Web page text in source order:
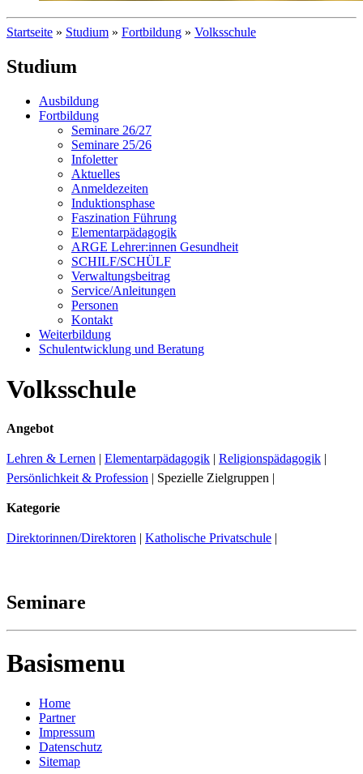
Startseite » Studium » Fortbildung » Volksschule
Studium
Ausbildung
Fortbildung
Seminare 26/27
Seminare 25/26
Infoletter
Aktuelles
Anmeldezeiten
Induktionsphase
Faszination Führung
Elementarpädagogik
ARGE Lehrer:innen Gesundheit
SCHILF/SCHÜLF
Verwaltungsbeitrag
Service/Anleitungen
Personen
Kontakt
Weiterbildung
Schulentwicklung und Beratung
Volksschule
Angebot
Lehren & Lernen | Elementarpädagogik | Religionspädagogik |
Persönlichkeit & Profession | Spezielle Zielgruppen |
Kategorie
Direktorinnen/Direktoren | Katholische Privatschule |
Seminare
Basismenu
Home
Partner
Impressum
Datenschutz
Sitemap